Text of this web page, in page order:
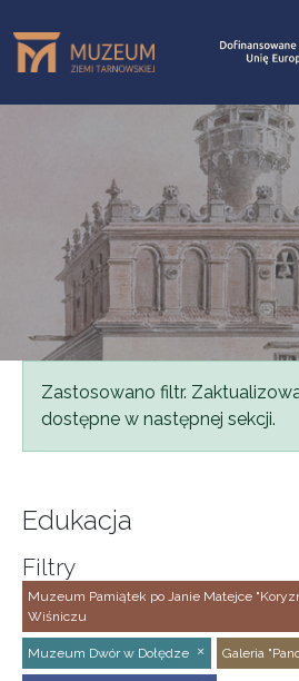
Komunikat
Zastosowano filtr.
dostępne w następnej sekcji.
Edukacja
Filtry
Muzeum Pamiątek po Janie Matejce
Wiśniczu
Muzeum Dwór w Dołędze Galeria